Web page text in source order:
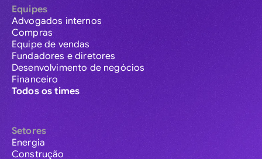
Equipes
Advogados internos
Compras
Equipe de vendas
Fundadores e diretores
Desenvolvimento de negócios
Financeiro
Todos os times
Setores
Energia
Construção